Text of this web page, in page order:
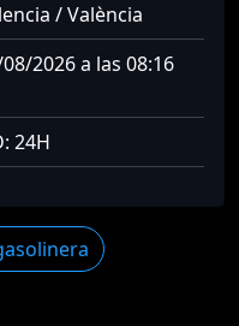
/ València
2026 a las 08:16
24H